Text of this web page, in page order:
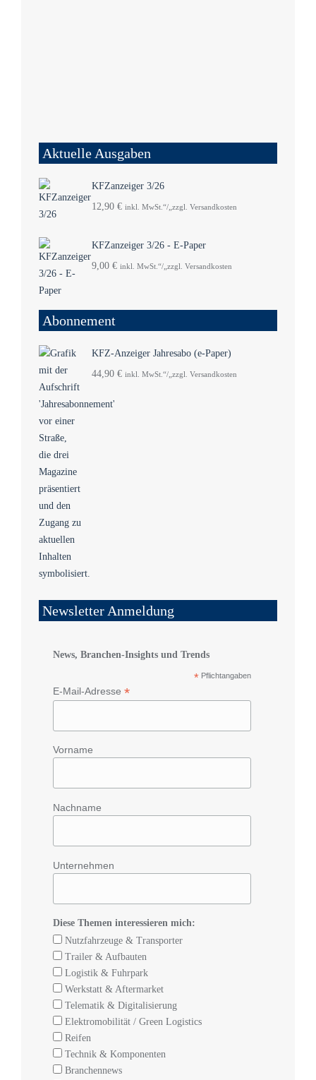
Aktuelle Ausgaben
KFZanzeiger 3/26
12,90 € inkl. MwSt.“/„zzgl. Versandkosten
KFZanzeiger 3/26 - E-Paper
9,00 € inkl. MwSt.“/„zzgl. Versandkosten
Abonnement
KFZ-Anzeiger Jahresabo (e-Paper)
44,90 € inkl. MwSt.“/„zzgl. Versandkosten
Newsletter Anmeldung
News, Branchen-Insights und Trends
* Pflichtangaben
E-Mail-Adresse *
Vorname
Nachname
Unternehmen
Diese Themen interessieren mich:
Nutzfahrzeuge & Transporter
Trailer & Aufbauten
Logistik & Fuhrpark
Werkstatt & Aftermarket
Telematik & Digitalisierung
Elektromobilität / Green Logistics
Reifen
Technik & Komponenten
Branchennews